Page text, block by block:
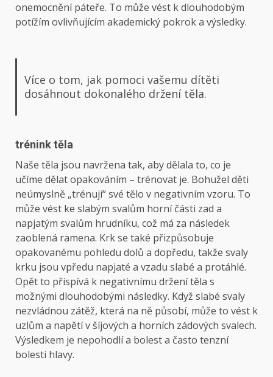
onemocnění páteře. To může vést k dlouhodobým
potížím ovlivňujícím akademický pokrok a výsledky.
Více o tom, jak pomoci vašemu dítěti
dosáhnout dokonalého držení těla.
trénink těla
Naše těla jsou navržena tak, aby dělala to, co je
učíme dělat opakováním – trénovat je. Bohužel děti
neúmyslně „trénují“ své tělo v negativním vzoru. To
může vést ke slabým svalům horní části zad a
napjatým svalům hrudníku, což má za následek
zaoblená ramena. Krk se také přizpůsobuje
opakovanému pohledu dolů a dopředu, takže svaly
krku jsou vpředu napjaté a vzadu slabé a protáhlé.
Opět to přispívá k negativnímu držení těla s
možnými dlouhodobými následky. Když slabé svaly
nezvládnou zátěž, která na ně působí, může to vést k
uzlům a napětí v šíjových a horních zádových svalech.
Výsledkem je nepohodlí a bolest a často tenzní
bolesti hlavy.